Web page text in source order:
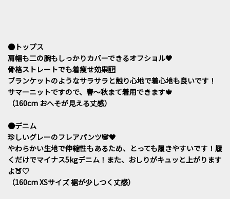
●トップス
肩幅も二の腕もしっかりカバーできるオフショル🧡
骨格ストレートでも着痩せ効果🆙
ブランケットのようなサラサラと触り心地で着心地も良いです！
サマーニットですので、春～秋まて着用できます🍁
（160cm おへそが見える丈感）
●デニム
珍しいグレーのフレアパンツ🐼🖤
やわらかい生地で伸縮性もあるため、とっても履きやすいです！履
くだけでマイナス5kgデニム！また、おしりがキュッと上がります
よ🍑♡
（160cm XSサイズ 裾が少しつく丈感）